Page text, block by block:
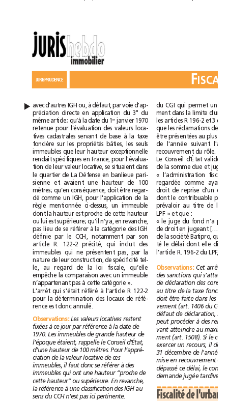
avec d'autres IGH ou,à défaut, par voie d'ap-
préciation directe en application du 3° du
même article; qu’à la date du 1 er janvier 1970
retenue pour l’évaluation des valeurs
loca-
t
ives cadastrales servant de base à la taxe
foncière sur les propriétés bâties, les seuls
immeubles que leur hauteur exceptionnelle
rendait spécifiques en France, pour l'évalua-
tion de leur valeur locative, se situaient dans
le quartier de La Défense en banlieue
pari-
sienne
et avaient une hauteur de
100
mètres;
qu’en conséquence, doit être
regar-
dé
comme un IGH, pour l'application de la
règle
mentionnée ci-dessus, un
immeuble
dont la hauteur est proche de cette hauteur
ou lui est supérieure; n’y a, en revanche,
pas lieu de se référer à la catégorie des IGH
définie par le CCH, notamment par son
article R. 122-2 précité, qui inclut des
immeubles qui ne présentent par la
nature de leur construction, de spécificité
tel-
le,
au regard de la loi fiscale,
qu’elle
empêche la comparaison avec un
immeuble
n’appartenant
pas à cette catégorie
».
L'arrêt
qui s'était référé à l'article R
122-2
pour la détermination des locaux de réfé-
rence est donc annulé.
Observations: Les valeurs locatives restent
fixéesà ce jour par référenceà la date de
1970. Les immeubles de grande hauteur
de
l’époque
étaient, rappelle le Conseil
d’État,
d’une
hauteur de 100 mètres. Pour
l’appré-
ciation
de la valeur locative de ces
immeubles, il faut donc se référerà des
immeubles qui ont une hauteur “proche
de
cette
hauteur” ou supérieure. En
revanche,
la
référenceà une classification des IGH au
sens du CCH n’est pas ici pertinente.
du CGI qui permet un
ment dans la limite d'un
les articles R 196-2 et3
que les réclamations
ê tre présentées au plus
de
l'année suivant
recouvrement du rôle.
Le d’État valide
de la somme due et
«
l’administration
regardée
comme
droit
de reprise
d’un
dont le contribuable
prévaloir au titre de
LPF » et que :
« le juge du fond n’a
de droit en jugeant
de la société Batipro,
té le délai dont
elle
l’article
196-2 du LPF,
Observations: Cet arrêt
des sanctions qui
de déclaration
des
au
titre de la taxe
doit
être faite dans les
vement (art. 1406 du
défaut de
déclaration,
peut
procéder à
des
vant
atteindre au
ment (art. 1508). Si le
exercer
un recours, il
31décembre de l'année
mise en recouvrement
dépassé ce délai, le
demande jugée
Fiscalité de
F
▲
JURISPRUDENCE